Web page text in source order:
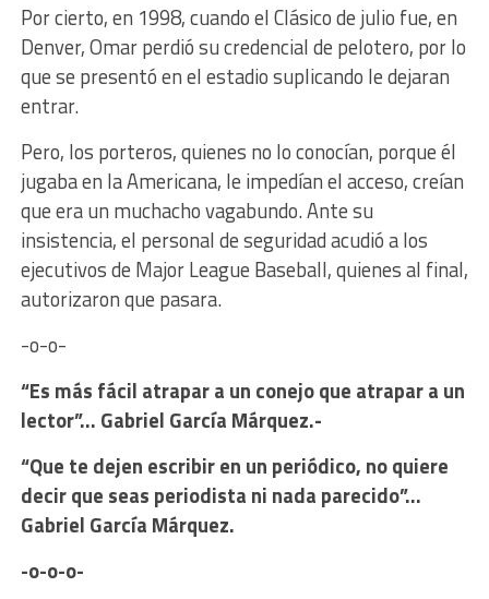
Por cierto, en 1998, cuando el Clásico de julio fue, en
Denver, Omar perdió su credencial de pelotero, por lo
que se presentó en el estadio suplicando le dejaran
entrar.
Pero, los porteros, quienes no lo conocían, porque él
jugaba en la Americana, le impedían el acceso, creían
que era un muchacho vagabundo. Ante su
insistencia, el personal de seguridad acudió a los
ejecutivos de Major League Baseball, quienes al final,
autorizaron que pasara.
-o-o-
“Es más fácil atrapar a un conejo que atrapar a un
lector”… Gabriel García Márquez.-
“Que te dejen escribir en un periódico, no quiere
decir que seas periodista ni nada parecido”…
Gabriel García Márquez.
-o-o-o-